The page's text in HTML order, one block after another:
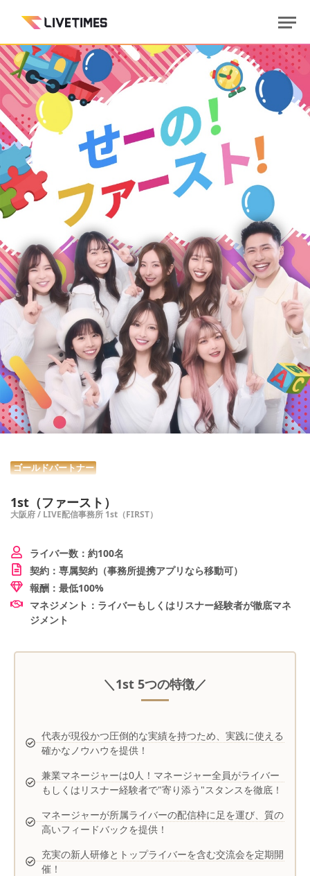
ゴールドパートナー
1st（ファースト）
大阪府 / LIVE配信事務所 1st（FIRST）
ライバー数：約100名
契約：専属契約（事務所提携アプリなら移動可）
報酬：最低100%
マネジメント：ライバーもしくはリスナー経験者が徹底マネ
ジメント
＼1st 5つの特徴／
代表が現役かつ圧倒的な実績を持つため、実践に使える
確かなノウハウを提供！
兼業マネージャーは0人！マネージャー全員がライバー
もしくはリスナー経験者で"寄り添う"スタンスを徹底！
マネージャーが所属ライバーの配信枠に足を運び、質の
高いフィードバックを提供！
充実の新人研修とトップライバーを含む交流会を定期開
催！